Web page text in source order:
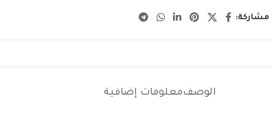
مشاركة:
الوصفمعلومات إضافية